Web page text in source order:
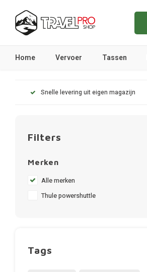
Home Vervoer Tassen
Snelle levering uit eigen magazijn
Filters
Merken
Alle merken
Thule powershuttle
Tags